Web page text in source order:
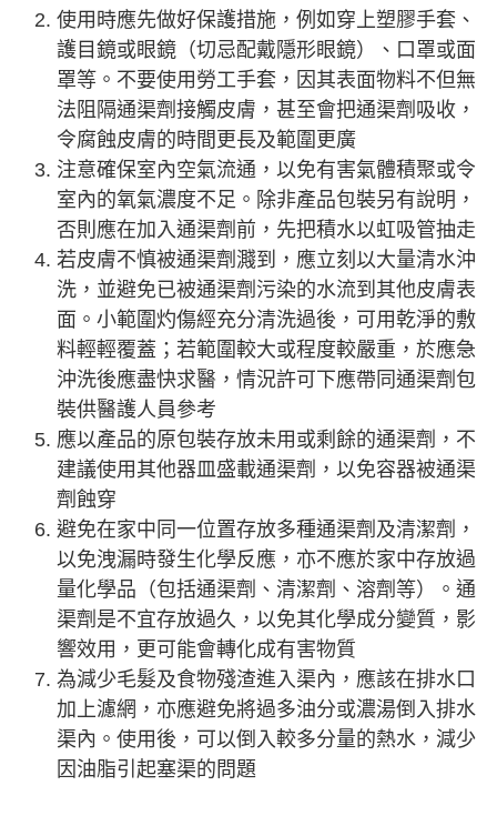
使用時應先做好保護措施，例如穿上塑膠手套、
護目鏡或眼鏡（切忌配戴隱形眼鏡）、口罩或面
罩等。不要使用勞工手套，因其表面物料不但無
法阻隔通渠劑接觸皮膚，甚至會把通渠劑吸收，
令腐蝕皮膚的時間更長及範圍更廣
注意確保室內空氣流通，以免有害氣體積聚或令
室內的氧氣濃度不足。除非產品包裝另有說明，
否則應在加入通渠劑前，先把積水以虹吸管抽走
若皮膚不慎被通渠劑濺到，應立刻以大量清水沖
洗，並避免已被通渠劑污染的水流到其他皮膚表
面。小範圍灼傷經充分清洗過後，可用乾淨的敷
料輕輕覆蓋；若範圍較大或程度較嚴重，於應急
沖洗後應盡快求醫，情況許可下應帶同通渠劑包
裝供醫護人員參考
應以產品的原包裝存放未用或剩餘的通渠劑，不
建議使用其他器皿盛載通渠劑，以免容器被通渠
劑蝕穿
避免在家中同一位置存放多種通渠劑及清潔劑，
以免洩漏時發生化學反應，亦不應於家中存放過
量化學品（包括通渠劑、清潔劑、溶劑等）。通
渠劑是不宜存放過久，以免其化學成分變質，影
響效用，更可能會轉化成有害物質
為減少毛髮及食物殘渣進入渠內，應該在排水口
加上濾網，亦應避免將過多油分或濃湯倒入排水
渠內。使用後，可以倒入較多分量的熱水，減少
因油脂引起塞渠的問題